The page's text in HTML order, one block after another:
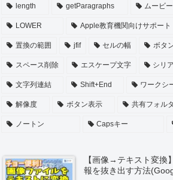
length getParagraphs ムービ
LOWER Apple教育機関向けサポート
置換の範囲 jfif セルの幅 ボタ
スペース削除 エスケープ文字 シリ
文字列連結 Shift+End ワークシ
解像度 ボタン表示 共有フォル
ノートン Capsキー
【画像→テキスト変換
報を抜き出す方法